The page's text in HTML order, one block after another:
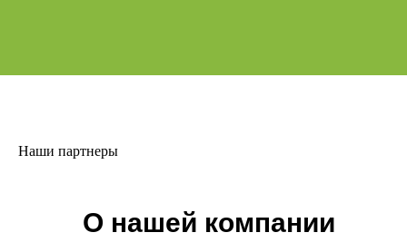
О нашей компании
Наши партнеры